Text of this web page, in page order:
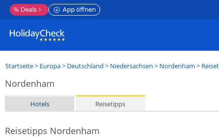
% Deals App öffnen
Startseite> Europa> Deutschland > Niedersachsen > Nordenham >
Nordenham
Hotels Reisetipps
Reisetipps Nordenham